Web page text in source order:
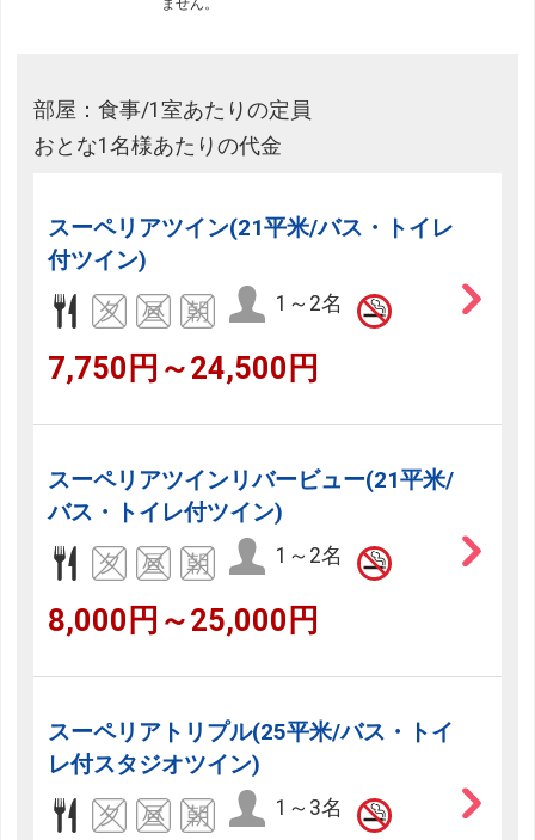
ません。
部屋：食事/1室あたりの定員
おとな1名様あたりの代金
スーペリアツイン(21平米/バス・トイレ
付ツイン)
1～2名
7,750円～24,500円
スーペリアツインリバービュー(21平米/
バス・トイレ付ツイン)
1～2名
8,000円～25,000円
スーペリアトリプル(25平米/バス・トイ
レ付スタジオツイン)
1～3名